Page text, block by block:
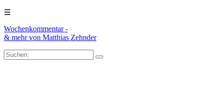
☰
Wochenkommentar -
& mehrvon Matthias Zehnder